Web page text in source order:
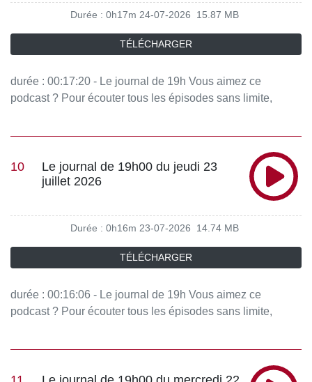
Durée : 0h17m 24-07-2026 15.87 MB
TÉLÉCHARGER
durée : 00:17:20 - Le journal de 19h Vous aimez ce
podcast ? Pour écouter tous les épisodes sans limite,
10
Le journal de 19h00 du jeudi 23
juillet 2026
Durée : 0h16m 23-07-2026 14.74 MB
TÉLÉCHARGER
durée : 00:16:06 - Le journal de 19h Vous aimez ce
podcast ? Pour écouter tous les épisodes sans limite,